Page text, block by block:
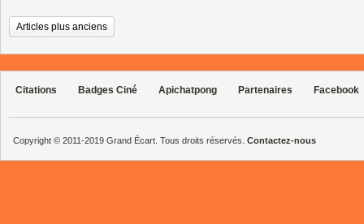
Articles plus anciens
Citations Badges Ciné Apichatpong Partenaires Facebook
Copyright © 2011-2019 Grand Écart. Tous droits réservés. Contactez-nous